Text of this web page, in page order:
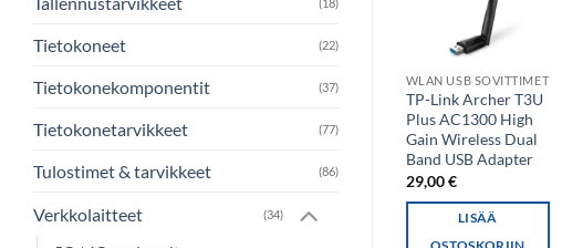
(18)
Tietokoneet (22)
Tietokonekomponentit (37)
Tietokonetarvikkeet (77)
Tulostimet & tarvikkeet (86)
Verkkolaitteet (34)
WLAN USB SOVITTIMET
TP-Link Archer T3U
Plus AC1300 High
Gain Wireless Dual
Band USB Adapter
29,00€
LISÄÄ